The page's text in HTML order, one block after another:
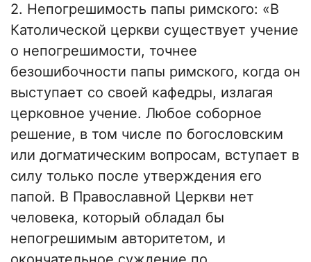
2. Непогрешимость папы римского: «В
Католической церкви существует учение
о непогрешимости, точнее
безошибочности папы римского, когда он
выступает со своей кафедры, излагая
церковное учение. Любое соборное
решение, в том числе по богословским
или догматическим вопросам, вступает в
силу только после утверждения его
папой. В Православной Церкви нет
человека, который обладал бы
непогрешимым авторитетом, и